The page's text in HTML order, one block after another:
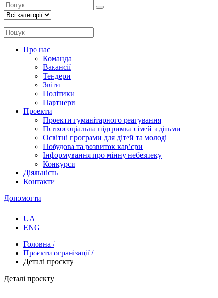
Про нас
Команда
Вакансії
Тендери
Звіти
Політики
Партнери
Проекти
Проекти гуманітарного реагування
Психосоціальна підтримка сімей з дітьми
Освітні програми для дітей та молоді
Побудова та розвиток кар’єри
Інформування про мінну небезпеку
Конкурси
Діяльність
Контакти
Допомогти
UA
ENG
Головна /
Проєкти огранізації /
Деталі проєкту
Деталі проєкту